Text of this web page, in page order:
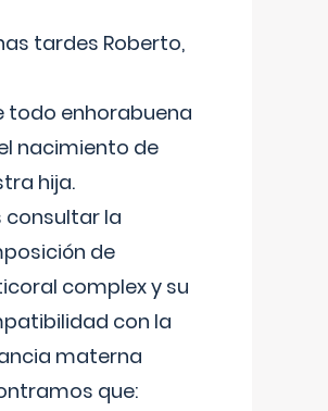
tardes Roberto,
todo enhorabuena
nacimiento de
hija.
consultar la
de
complex y su
con la
materna
que: